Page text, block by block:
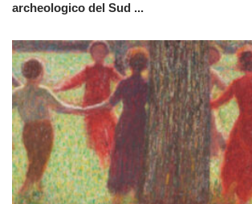
archeologico del Sud ...